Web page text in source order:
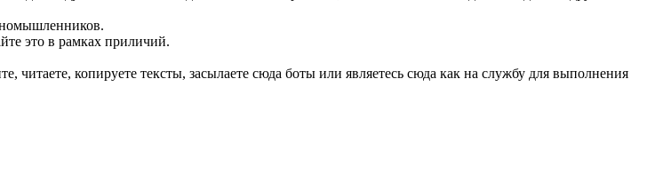
это в рамках приличий.
копируете тексты, засылаете сюда боты или являетесь сюда как на службу для выполнения